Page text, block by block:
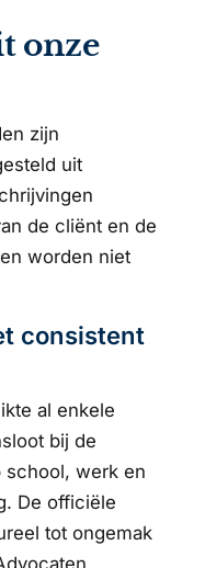
onze
zijn
uit
de cliënt en de
worden niet
consistent
al enkele
bij de
school, werk en
De officiële
tot ongemak